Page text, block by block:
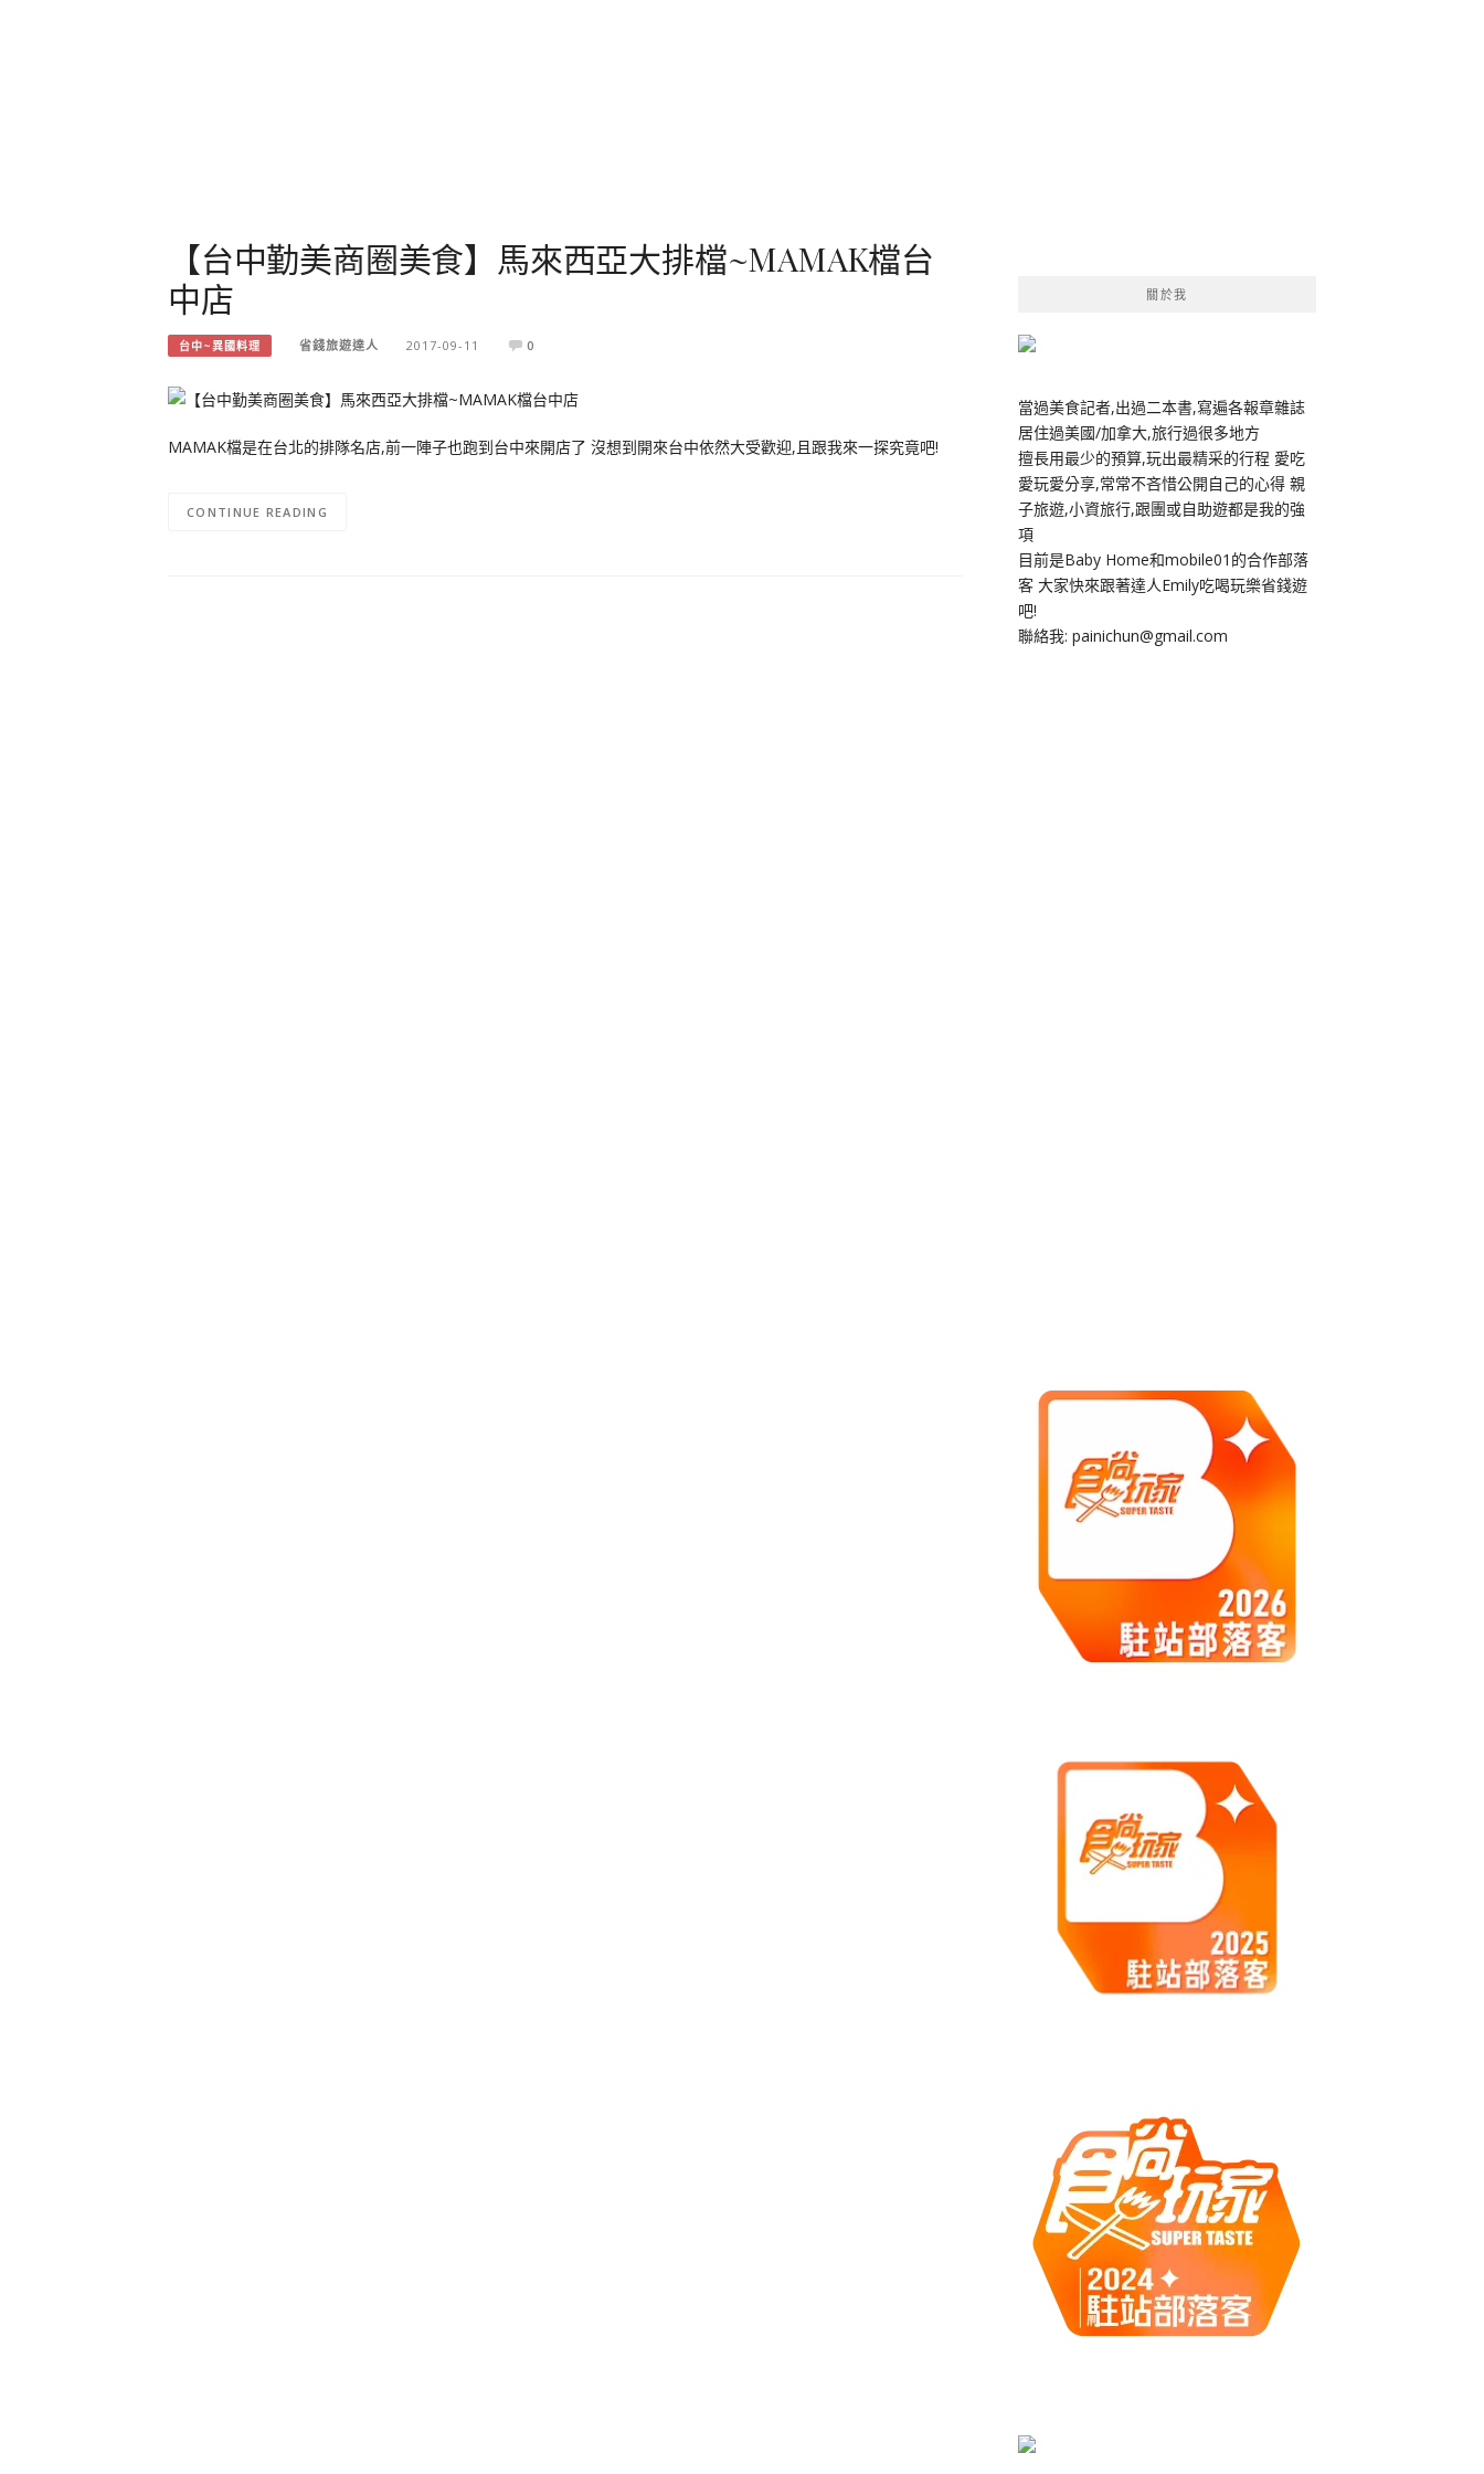
【台中勤美商圈美食】馬來西亞大排檔~MAMAK檔台
中店
台中~異國料理 省錢旅遊達人 2017-09-11 0
MAMAK檔是在台北的排隊名店,前一陣子也跑到台中來開店了 沒想到開來台中依然大受歡迎,且跟我來一探究竟吧!
CONTINUE READING
關於我
當過美食記者,出過二本書,寫遍各報章雜誌
居住過美國/加拿大,旅行過很多地方
擅長用最少的預算,玩出最精采的行程 愛吃
愛玩愛分享,常常不吝惜公開自己的心得 親
子旅遊,小資旅行,跟團或自助遊都是我的強
項
目前是Baby Home和mobile01的合作部落
客 大家快來跟著達人Emily吃喝玩樂省錢遊
吧!
聯絡我: painichun@gmail.com